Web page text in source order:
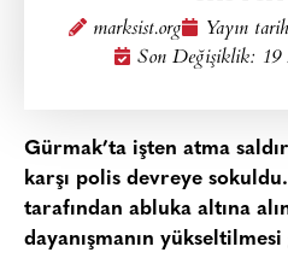
marksist.org Yayın
Son Değişiklik:
Gürmak’ta işten atma
karşı polis devreye
tarafından abluka altına
dayanışmanın